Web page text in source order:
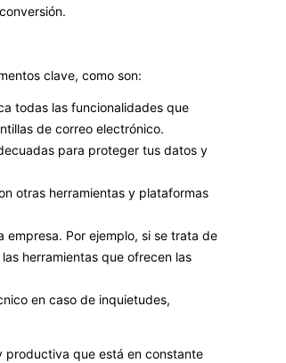
clave, como son:
todas las funcionalidades que
de correo electrónico.
para proteger tus datos y
otras herramientas y plataformas
Por ejemplo, si se trata de
herramientas que ofrecen las
en caso de inquietudes,
productiva que está en constante